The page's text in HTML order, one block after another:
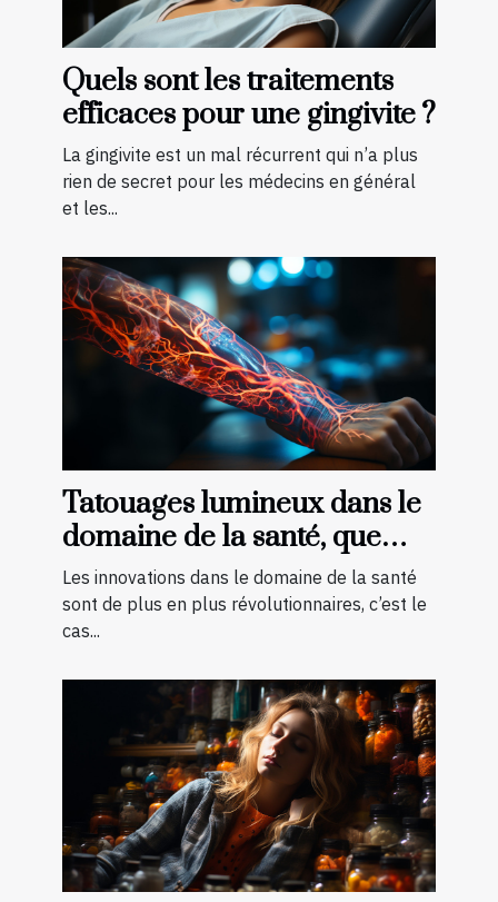
Quels sont les traitements
efficaces pour une gingivite ?
La gingivite est un mal récurrent qui n’a plus
rien de secret pour les médecins en général
et les...
Tatouages lumineux dans le
domaine de la santé, que
faut-il savoir ?
Les innovations dans le domaine de la santé
sont de plus en plus révolutionnaires, c’est le
cas...